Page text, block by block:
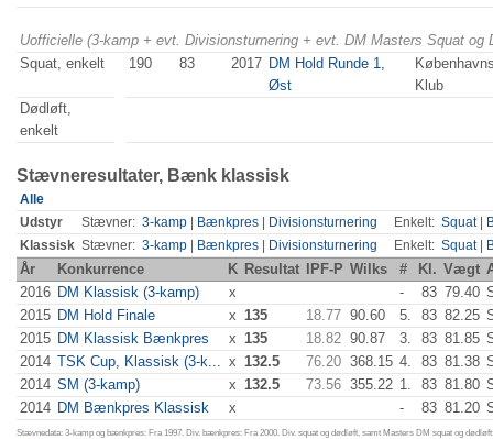
Uofficielle (3-kamp + evt. Divisionsturnering + evt. DM Masters Squat
Squat, enkelt
190 83 2017 DM Hold Runde 1,
Øst
Klub
Dødløft,
enkelt
Stævneresultater, Bænk klassisk
Alle
Udstyr
Stævner: 3-kamp Bænkpres Divisionsturnering Enkelt: Squat|
Klassisk Stævner: 3-kamp Bænkpres Divisionsturnering Enkelt: Squat|
År Konkurrence K Resultat IPF-P Wilks # Kl. Vægt
2016 DM Klassisk (3-kamp) x - 83 79.40
2015 DM Hold Finale x 135 18.77 90.60 5. 83 82.25
2015 DM Klassisk Bænkpres x 135 18.82 90.87 3. 83 81.85
2014 TSK Cup, Klassisk (3-k... x 132.5 76.20 368.15 4. 83 81.38
2014 SM (3-kamp) x 132.5 73.56 355.22 1. 83 81.80
2014 DM Bænkpres Klassisk x - 83 81.20
Stævnedata: 3-kamp og bænkpres: Fra 1997. Div. bænkpres: Fra 2000. Div. squat og dødløft, samt Masters DM squat og